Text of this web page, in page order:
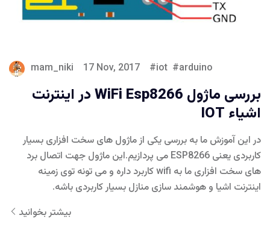
mam_niki 17 Nov, 2017 iot arduino
بررسی ماژول WiFi Esp8266 در اینترنت
اشیاء IOT
در این آموزش ما به بررسی یکی از ماژول های سخت افزاری بسیار
کاربردی یعنی ESP8266 می پردازیم.این ماژول جهت اتصال برد
های سخت افزاری ما به wifi کاربرد داره و می تونه توی زمینه
اینترنت اشیا و هوشمند سازی منازل بسیار کاربردی باشه.
بیشتر بخوانید